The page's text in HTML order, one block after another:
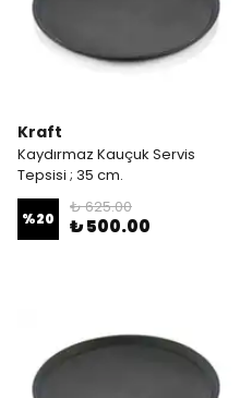
Kraft
Kaydırmaz Kauçuk Servis
Tepsisi ; 35 cm.
%20
₺ 625.00
₺ 500.00